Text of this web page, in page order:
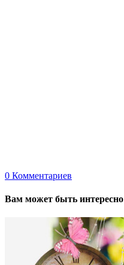
0 Комментариев
Вам может быть интересно